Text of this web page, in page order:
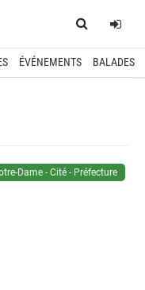
ÉVÉNEMENTS BALADES
Dame - Cité - Préfecture